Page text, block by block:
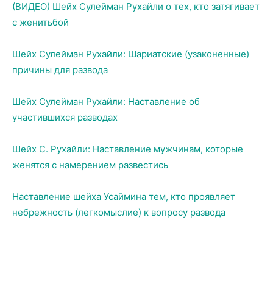
(ВИДЕО) Шейх Сулейман Рухайли о тех, кто затягивает
с женитьбой
Шейх Сулейман Рухайли: Шариатские (узаконенные)
причины для развода
Шейх Сулейман Рухайли: Наставление об
участившихся разводах
Шейх С. Рухайли: Наставление мужчинам, которые
женятся с намерением развестись
Наставление шейха Усаймина тем, кто проявляет
небрежность (легкомыслие) к вопросу развода